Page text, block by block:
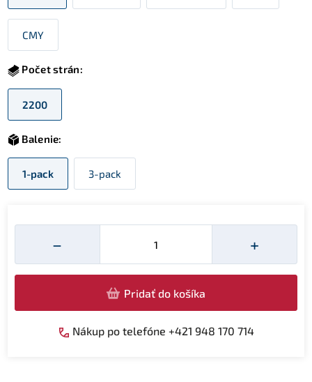
CMY
Počet strán:
2200
Balenie:
1-pack 3-pack
−
Množství
+
Pridať do košíka
Nákup po telefóne +421 948 170 714